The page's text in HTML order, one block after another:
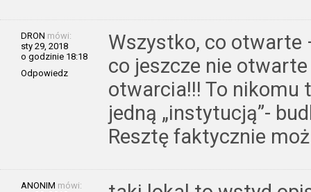
DRON mówi:
sty 29, 2018
o godzinie 18:18
Odpowiedz
Wszystko, co otwarte
co jeszcze nie
otwarcia!!! To nikomu
jedną „instytucją”-
Resztę faktycznie
ANONIM mówi: